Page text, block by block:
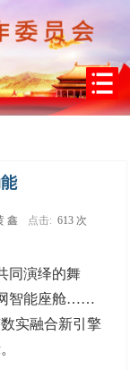
鑫 点击: 613 次
演绎的舞
智能座舱……
实融合新引擎